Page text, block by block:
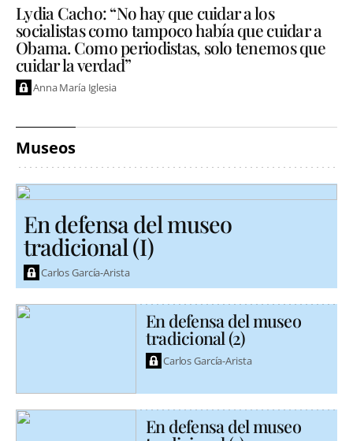
Lydia Cacho: “No hay que cuidar a los
socialistas como tampoco había que cuidar a
Obama. Como periodistas, solo tenemos que
cuidar la verdad”
Anna María Iglesia
Museos
En defensa del museo
tradicional (I)
Carlos García-Arista
En defensa del museo
tradicional (2)
Carlos García-Arista
En defensa del museo